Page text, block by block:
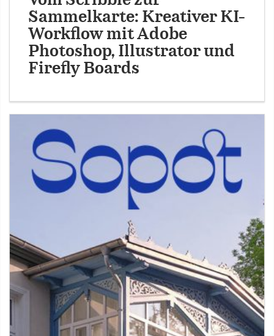
Sammelkarte: Kreativer KI-
Workflow mit Adobe
Photoshop, Illustrator und
Firefly Boards